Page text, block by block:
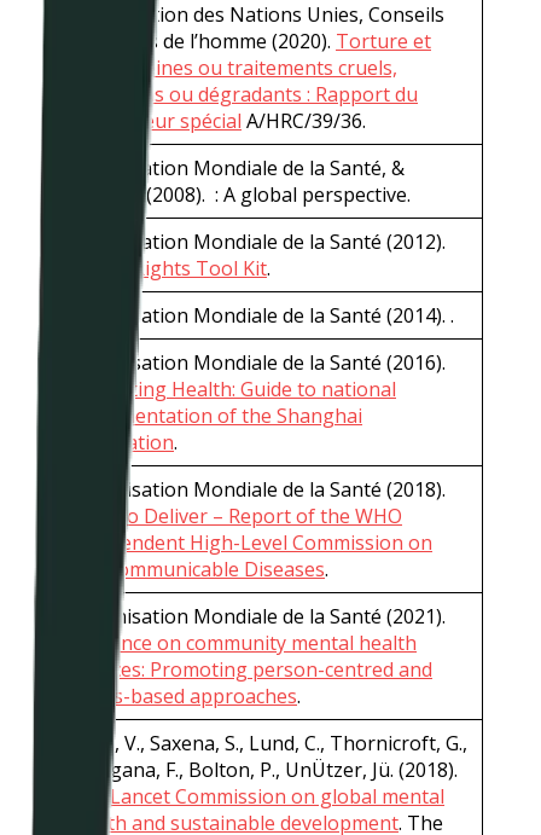
Organisation des Nations Unies, Conseils
des droits de l’homme (2020). Torture et
autres peines ou traitements cruels,
inhumains ou dégradants : Rapport du
Rapporteur spécial A/HRC/39/36.
Organisation Mondiale de la Santé, &
WONCA (2008). : A global perspective.
Organisation Mondiale de la Santé (2012).
QualityRights Tool Kit.
Organisation Mondiale de la Santé (2014). .
Organisation Mondiale de la Santé (2016).
Promoting Health: Guide to national
implementation of the Shanghai
Declaration.
Organisation Mondiale de la Santé (2018).
Time to Deliver – Report of the WHO
Independent High-Level Commission on
Noncommunicable Diseases.
Organisation Mondiale de la Santé (2021).
Guidance on community mental health
services: Promoting person-centred and
rights-based approaches.
Patel, V., Saxena, S., Lund, C., Thornicroft, G.,
Baingana, F., Bolton, P., UnÜtzer, Jü. (2018).
The Lancet Commission on global mental
health and sustainable development. The